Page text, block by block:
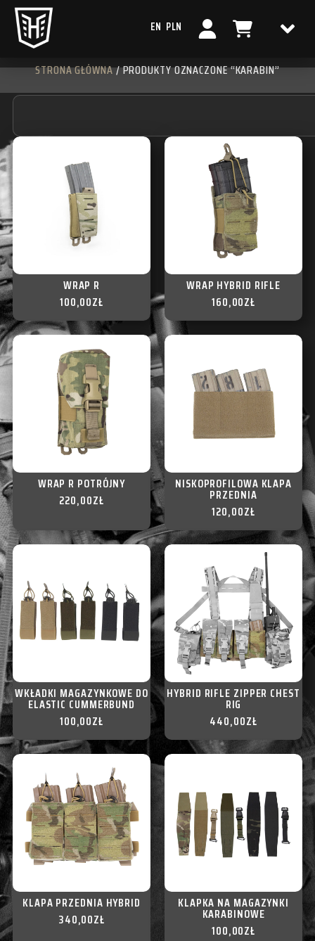
EN PLN
STRONA GŁÓWNA/ PRODUKTY OZNACZONE “KARABIN”
WRAP R
100,00ZŁ
WRAP HYBRID RIFLE
160,00ZŁ
WRAP R POTRÓJNY
220,00ZŁ
NISKOPROFILOWA KLAPA
PRZEDNIA
120,00ZŁ
WKŁADKI MAGAZYNKOWE DO
ELASTIC CUMMERBUND
100,00ZŁ
HYBRID RIFLE ZIPPER CHEST
RIG
440,00ZŁ
KLAPA PRZEDNIA HYBRID
340,00ZŁ
KLAPKA NA MAGAZYNKI
KARABINOWE
100,00ZŁ